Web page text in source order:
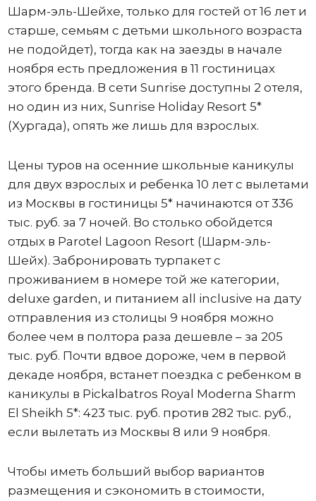
Шарм-эль-Шейхе, только для гостей от 16 лет и
старше, семьям с детьми школьного возраста
не подойдет), тогда как на заезды в начале
ноября есть предложения в 11 гостиницах
этого бренда. В сети Sunrise доступны 2 отеля,
но один из них, Sunrise Holiday Resort 5*
(Хургада), опять же лишь для взрослых.
Цены туров на осенние школьные каникулы
для двух взрослых и ребенка 10 лет с вылетами
из Москвы в гостиницы 5* начинаются от 336
тыс. руб. за 7 ночей. Во столько обойдется
отдых в Parotel Lagoon Resort (Шарм-эль-
Шейх). Забронировать турпакет с
проживанием в номере той же категории,
deluxe garden, и питанием all inclusive на дату
отправления из столицы 9 ноября можно
более чем в полтора раза дешевле – за 205
тыс. руб. Почти вдвое дороже, чем в первой
декаде ноября, встанет поездка с ребенком в
каникулы в Pickalbatros Royal Moderna Sharm
El Sheikh 5*: 423 тыс. руб. против 282 тыс. руб.,
если вылетать из Москвы 8 или 9 ноября.
Чтобы иметь больший выбор вариантов
размещения и сэкономить в стоимости,